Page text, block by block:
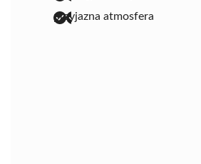
przyjazna atmosfera